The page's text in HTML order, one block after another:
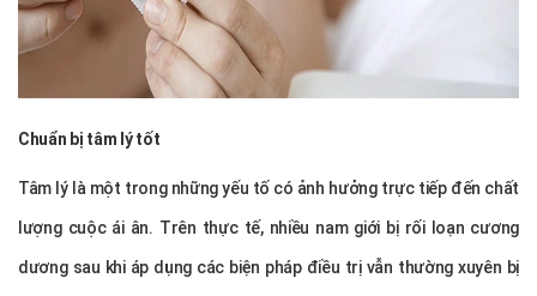
Chuẩn bị tâm lý tốt
Tâm lý là một trong những yếu tố có ảnh hưởng trực tiếp đến chất
lượng cuộc ái ân. Trên thực tế, nhiều nam giới bị rối loạn cương
dương sau khi áp dụng các biện pháp điều trị vẫn thường xuyên bị